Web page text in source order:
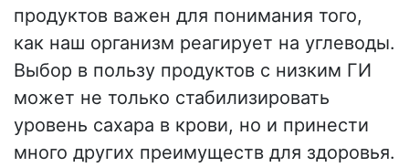
продуктов важен для понимания того,
как наш организм реагирует на углеводы.
Выбор в пользу продуктов с низким ГИ
может не только стабилизировать
уровень сахара в крови, но и принести
много других преимуществ для здоровья.